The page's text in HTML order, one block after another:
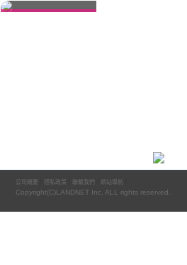
濃縮了投資要點的不
公司概要 隱私政策 聯繫我們 網站導航
Copyright(C)LANDNET Inc. ALL rights reserved.